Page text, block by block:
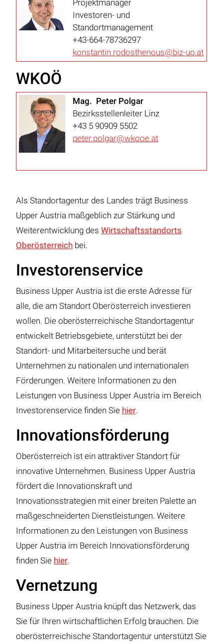
Projektmanager
Investoren- und
Standortmanagement
+43-664-78736297
konstantin.rodosthenous@biz-up.at
WKOÖ
Mag. Peter Polgar
Bezirksstellenleiter Linz
+43 5 90909 5502
peter.polgar@wkooe.at
Als Standortagentur des Landes trägt Business
Upper Austria maßgeblich zur Stärkung und
Weiterentwicklung des Wirtschaftsstandorts
Oberösterreich bei.
Investorenservice
Business Upper Austria ist die erste Adresse für
alle, die am Standort Oberösterreich investieren
wollen. Die oberösterreichische Standortagentur
entwickelt Betriebsgebiete, unterstützt bei der
Standort- und Mitarbeitersuche und berät
Unternehmen zu nationalen und internationalen
Förderungen. Weitere Informationen zu den
Leistungen von Business Upper Austria im Bereich
Investorenservice finden Sie hier.
Innovationsförderung
Oberösterreich ist ein attraktiver Standort für
innovative Unternehmen. Business Upper Austria
fördert die Innovationskraft und
Innovationsstrategien mit einer breiten Palette an
maßgeschneiderten Dienstleistungen. Weitere
Informationen zu den Leistungen von Business
Upper Austria im Bereich Innovationsförderung
finden Sie hier.
Vernetzung
Business Upper Austria knüpft das Netzwerk, das
Sie für Ihren wirtschaftlichen Erfolg brauchen. Die
oberösterreichische Standortagentur unterstützt Sie